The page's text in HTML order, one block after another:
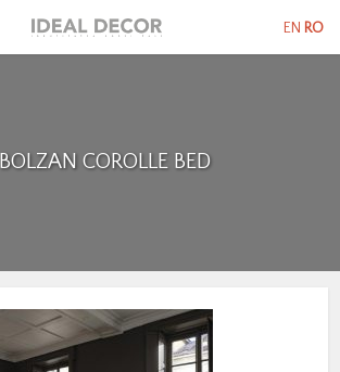
COROLLE BED
EN RO